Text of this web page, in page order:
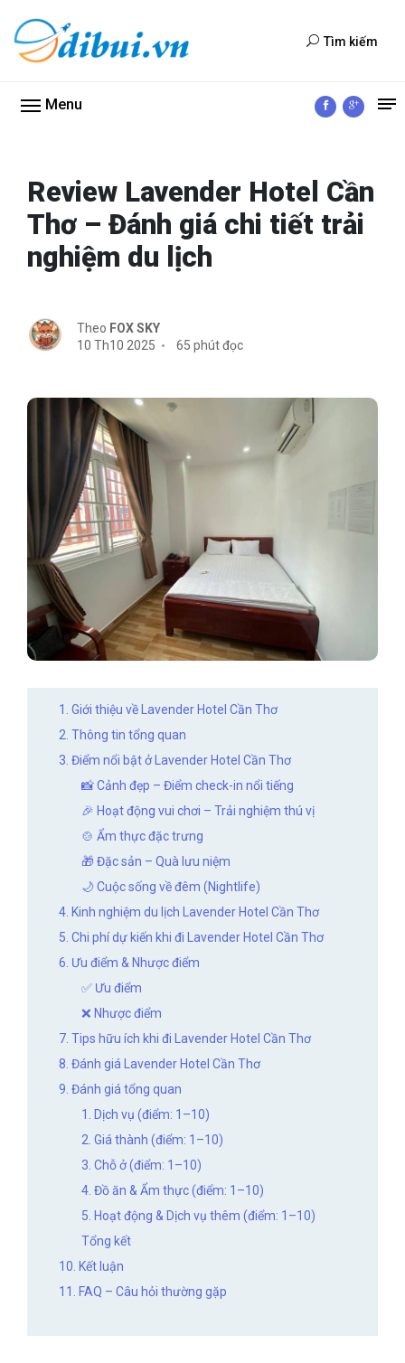
Tìm kiếm
Menu
Review Lavender Hotel Cần
Thơ – Đánh giá chi tiết trải
nghiệm du lịch
Theo FOX SKY
10 Th10 2025
65 phút đọc
1. Giới thiệu về Lavender Hotel Cần Thơ
2. Thông tin tổng quan
3. Điểm nổi bật ở Lavender Hotel Cần Thơ
📸 Cảnh đẹp – Điểm check-in nổi tiếng
🎉 Hoạt động vui chơi – Trải nghiệm thú vị
🍲 Ẩm thực đặc trưng
🎁 Đặc sản – Quà lưu niệm
🌙 Cuộc sống về đêm (Nightlife)
4. Kinh nghiệm du lịch Lavender Hotel Cần Thơ
5. Chi phí dự kiến khi đi Lavender Hotel Cần Thơ
6. Ưu điểm & Nhược điểm
✅ Ưu điểm
❌ Nhược điểm
7. Tips hữu ích khi đi Lavender Hotel Cần Thơ
8. Đánh giá Lavender Hotel Cần Thơ
9. Đánh giá tổng quan
1. Dịch vụ (điểm: 1–10)
2. Giá thành (điểm: 1–10)
3. Chỗ ở (điểm: 1–10)
4. Đồ ăn & Ẩm thực (điểm: 1–10)
5. Hoạt động & Dịch vụ thêm (điểm: 1–10)
Tổng kết
10. Kết luận
11. FAQ – Câu hỏi thường gặp